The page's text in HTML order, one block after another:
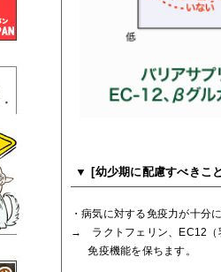
[幼少期に配慮すべきこ
・病気に対する免疫力が十分
→ ラクトフェリン、EC12（
免疫機能を保ちます。